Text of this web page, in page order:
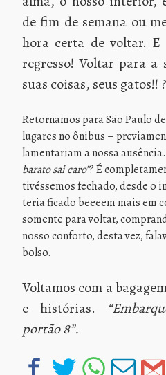
de fim de semana ou
hora certa de voltar. E
regresso! Voltar para a
suas coisas, seus gatos!! ?
Retornamos para São Paulo
lugares no ônibus –
lamentariam a nossa
barato sai caro”? É
tivéssemos fechado, desde o
teria ficado beeeem mais em
somente para voltar,
nosso conforto, desta vez,
bolso.
Voltamos com a
e histórias.
portão 8”.